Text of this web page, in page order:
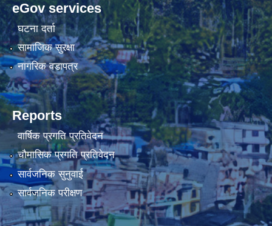
eGov services
घटना दर्ता
सामाजिक सुरक्षा
नागरिक वडापत्र
Reports
वार्षिक प्रगति प्रतिवेदन
चौमासिक प्रगति प्रतिवेदन
सार्वजनिक सुनुवाई
सार्वजनिक परीक्षण